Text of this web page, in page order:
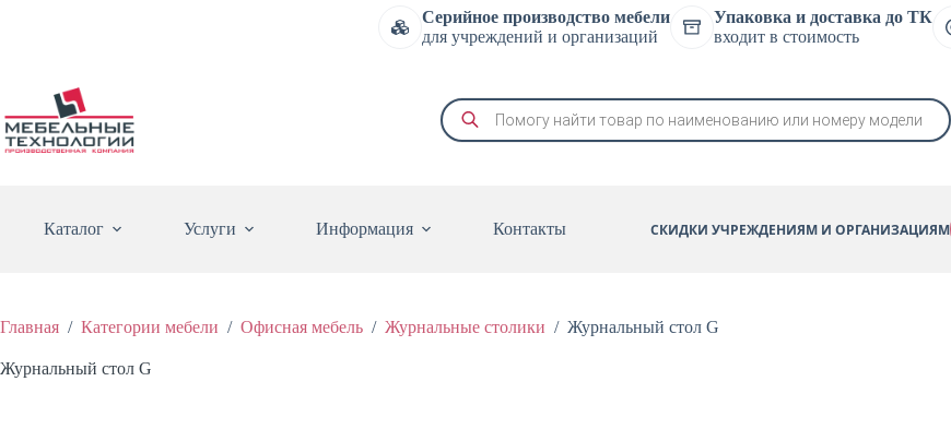
Серийное производство мебели
для учреждений и организаций
Упаковка и доставка до ТК
входит в стоимость
Поиск
товаров
Каталог Услуги Информация Контакты СКИДКИ УЧРЕЖДЕНИЯМ И ОРГАНИЗАЦИЯМ
Главная / Категории мебели / Офисная мебель / Журнальные столики / Журнальный стол G
Журнальный стол G